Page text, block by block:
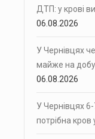
ДТП: у крові
06.08.2026
У Чернівцях
майже на добу
06.08.2026
У Чернівцях
потрібна кров